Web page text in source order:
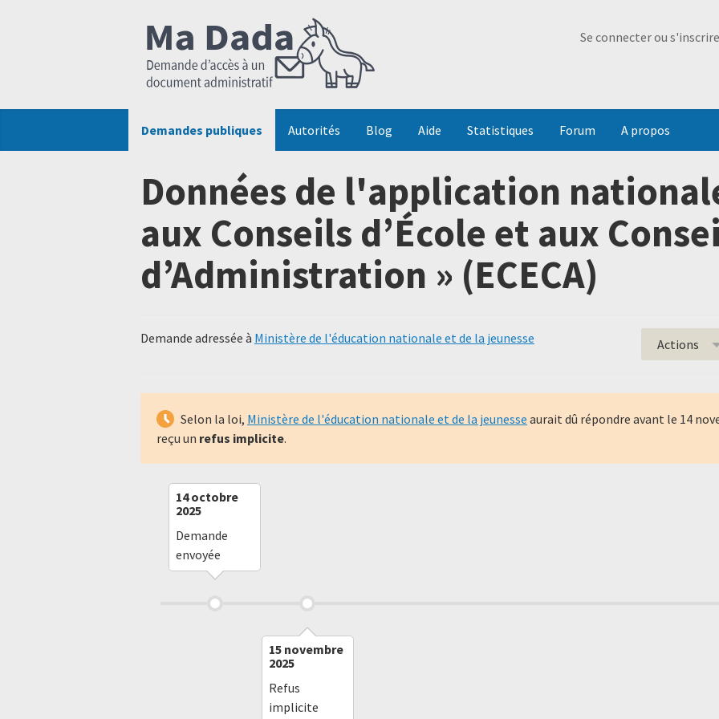
Se connecter ou s'inscrire
Demandes publiques Autorités Blog Aide Statistiques Forum A propos
Données de l'application
aux Conseils d’École et aux
d’Administration » (ECECA)
Demande adressée à Ministère de l'éducation nationale et de la jeunesse Actions
Selon la loi, Ministère de l'éducation nationale et de la jeunesse aurait dû répondre avant le 14
reçu un refus implicite.
14 octobre
2025
Demande
envoyée
15 novembre
2025
Refus
implicite